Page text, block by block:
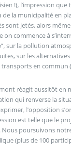
!), l’impression que
de la municipalité en
sont jetés, alors
on commence à
sur la pollution
sur les
en commun
réagit aussitôt en
qui renverse la
l’opposition
est telle que le
Nous poursuivons
(plus de 100